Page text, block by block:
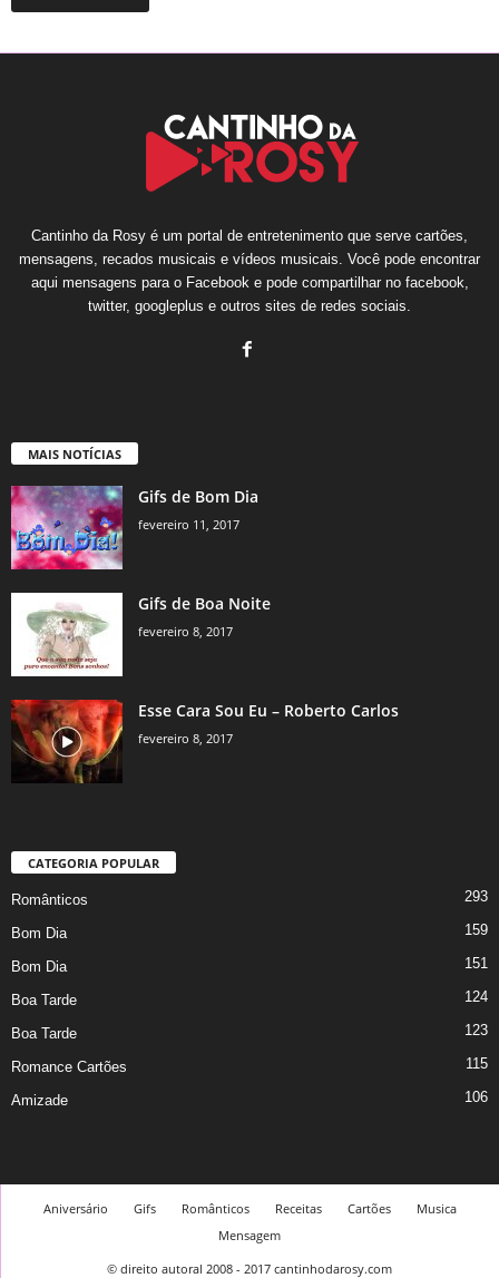
Cantinho da Rosy é um portal de entretenimento que serve cartões,
mensagens, recados musicais e vídeos musicais. Você pode encontrar
aqui mensagens para o Facebook e pode compartilhar no facebook,
twitter, googleplus e outros sites de redes sociais.
MAIS NOTÍCIAS
Gifs de Bom Dia
fevereiro 11, 2017
Gifs de Boa Noite
fevereiro 8, 2017
Esse Cara Sou Eu – Roberto Carlos
fevereiro 8, 2017
CATEGORIA POPULAR
Românticos 293
Bom Dia 159
Bom Dia 151
Boa Tarde 124
Boa Tarde 123
Romance Cartões 115
Amizade 106
Aniversário Gifs Românticos Receitas Cartões
Musica
Mensagem
© direito autoral 2008 - 2017 cantinhodarosy.com